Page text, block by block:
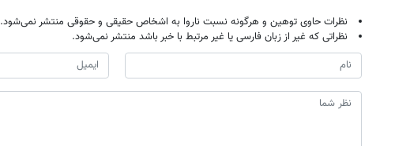
نظرات حاوی توهین و هرگونه نسبت ناروا به اشخاص حقیقی و حقوقی منتشر نمی‌شود.
نظراتی که غیر از زبان فارسی یا غیر مرتبط با خبر باشد منتشر نمی‌شود.